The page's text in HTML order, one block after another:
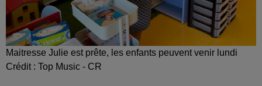
Maitresse Julie est prête, les enfants peuvent venir lundi
Crédit : Top Music - CR